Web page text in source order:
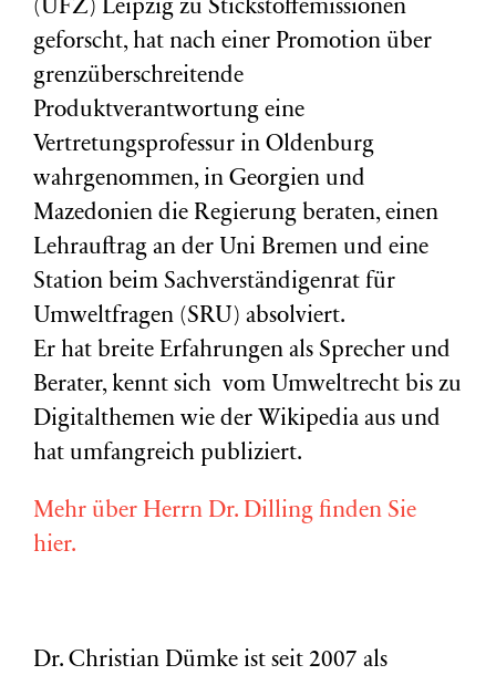
(UFZ) Leipzig zu Stickstoffemissionen
geforscht, hat nach einer Promotion über
grenzüberschreitende
Produktverantwortung eine
Vertretungsprofessur in Oldenburg
wahrgenommen, in Georgien und
Mazedonien die Regierung beraten, einen
Lehrauftrag an der Uni Bremen und eine
Station beim Sachverständigenrat für
Umweltfragen (SRU) absolviert.
Er hat breite Erfahrungen als Sprecher und
Berater, kennt sich vom Umweltrecht bis zu
Digitalthemen wie der Wikipedia aus und
hat umfangreich publiziert.
Mehr über Herrn Dr. Dilling finden Sie
hier.
Dr. Christian Dümke ist seit 2007 als